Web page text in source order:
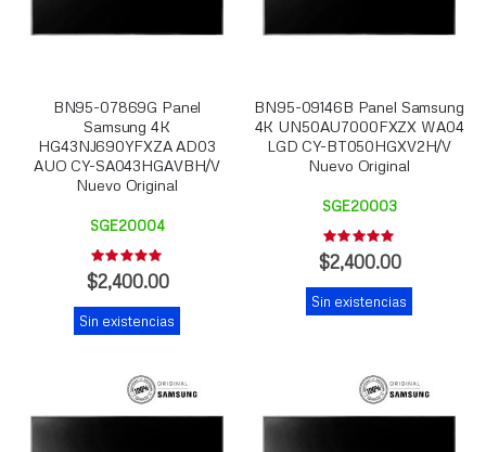
BN95-07869G Panel
Samsung 4K
HG43NJ690YFXZA AD03
AUO CY-SA043HGAVBH/V
Nuevo Original
SGE20004
Rating:
0%
$2,400.00
Sin existencias
BN95-09146B Panel Samsung
4K UN50AU7000FXZX WA04
LGD CY-BT050HGXV2H/V
Nuevo Original
SGE20003
Rating:
0%
$2,400.00
Sin existencias